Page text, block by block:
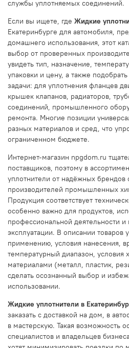
службы уплотняемых соединений.
Если вы ищете, где Жидкие
Екатеринбурге для автомобиля,
домашнего использования, этот
выбор от проверенных
увидеть тип, назначение,
упаковки и цену, а также
задачи: для уплотнения фланцев
крышек клапанов, радиаторов,
соединений, промышленного
ремонта. Многие позиции
разных материалов и сред, что
ограниченном бюджете.
Интернет-магазин npgdom.ru
поставщиков, поэтому в
уплотнители от надёжных брендов
производителей промышленных
Продукция соответствует
особенно важно для продуктов,
профессиональной деятельности и
эксплуатации. В описании товаров
применению, условия нанесения,
температурный диапазон, условия
материалами (металл, пластик,
сделать осознанный выбор и
использовании.
Жидкие уплотнители в
заказать с доставкой на дом, в
в мастерскую. Такая возможность
специалистов и владельцев